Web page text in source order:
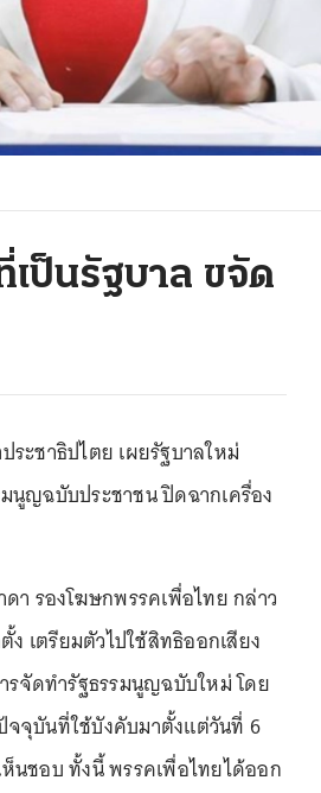
ป็นรัฐบาล ขจัด
ระชาธิปไตย เผยรัฐบาลใหม่
นูญฉบับประชาชน ปิดฉากเครื่อง
า รองโฆษกพรรคเพื่อไทย กล่าว
เตรียมตัวไปใช้สิทธิออกเสียง
รจัดทำรัฐธรรมนูญฉบับใหม่ โดย
จจุบันที่ใช้บังคับมาตั้งแต่วันที่ 6
นชอบ ทั้งนี้ พรรคเพื่อไทยได้ออก